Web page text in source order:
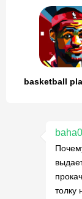
basketball
baha0
толку